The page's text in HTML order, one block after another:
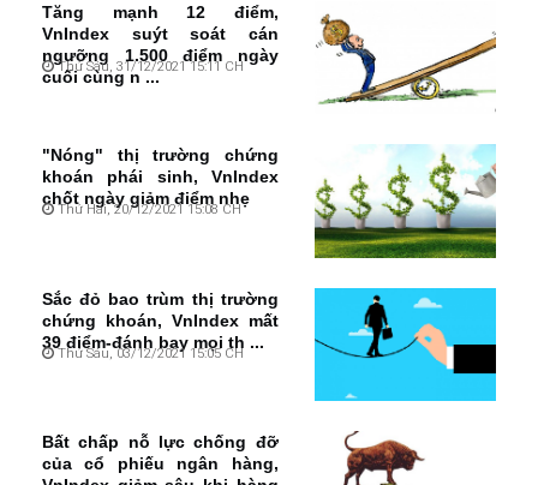
Tăng mạnh 12 điểm,
VnIndex suýt soát cán
ngưỡng 1.500 điểm ngày
cuối cùng n ...
Thứ Sáu, 31/12/2021 15:11 CH
"Nóng" thị trường chứng
khoán phái sinh, VnIndex
chốt ngày giảm điểm nhẹ
Thứ Hai, 20/12/2021 15:08 CH
Sắc đỏ bao trùm thị trường
chứng khoán, VnIndex mất
39 điểm-đánh bay mọi th ...
Thứ Sáu, 03/12/2021 15:05 CH
Bất chấp nỗ lực chống đỡ
của cổ phiếu ngân hàng,